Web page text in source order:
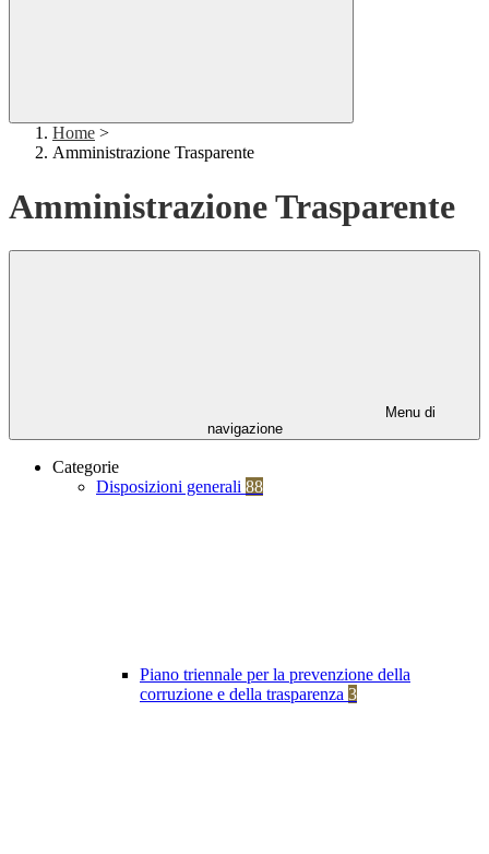
Home >
Amministrazione Trasparente
Amministrazione Trasparente
Menu di
navigazione
Categorie
Disposizioni generali 88
Piano triennale per la prevenzione della
corruzione e della trasparenza 3